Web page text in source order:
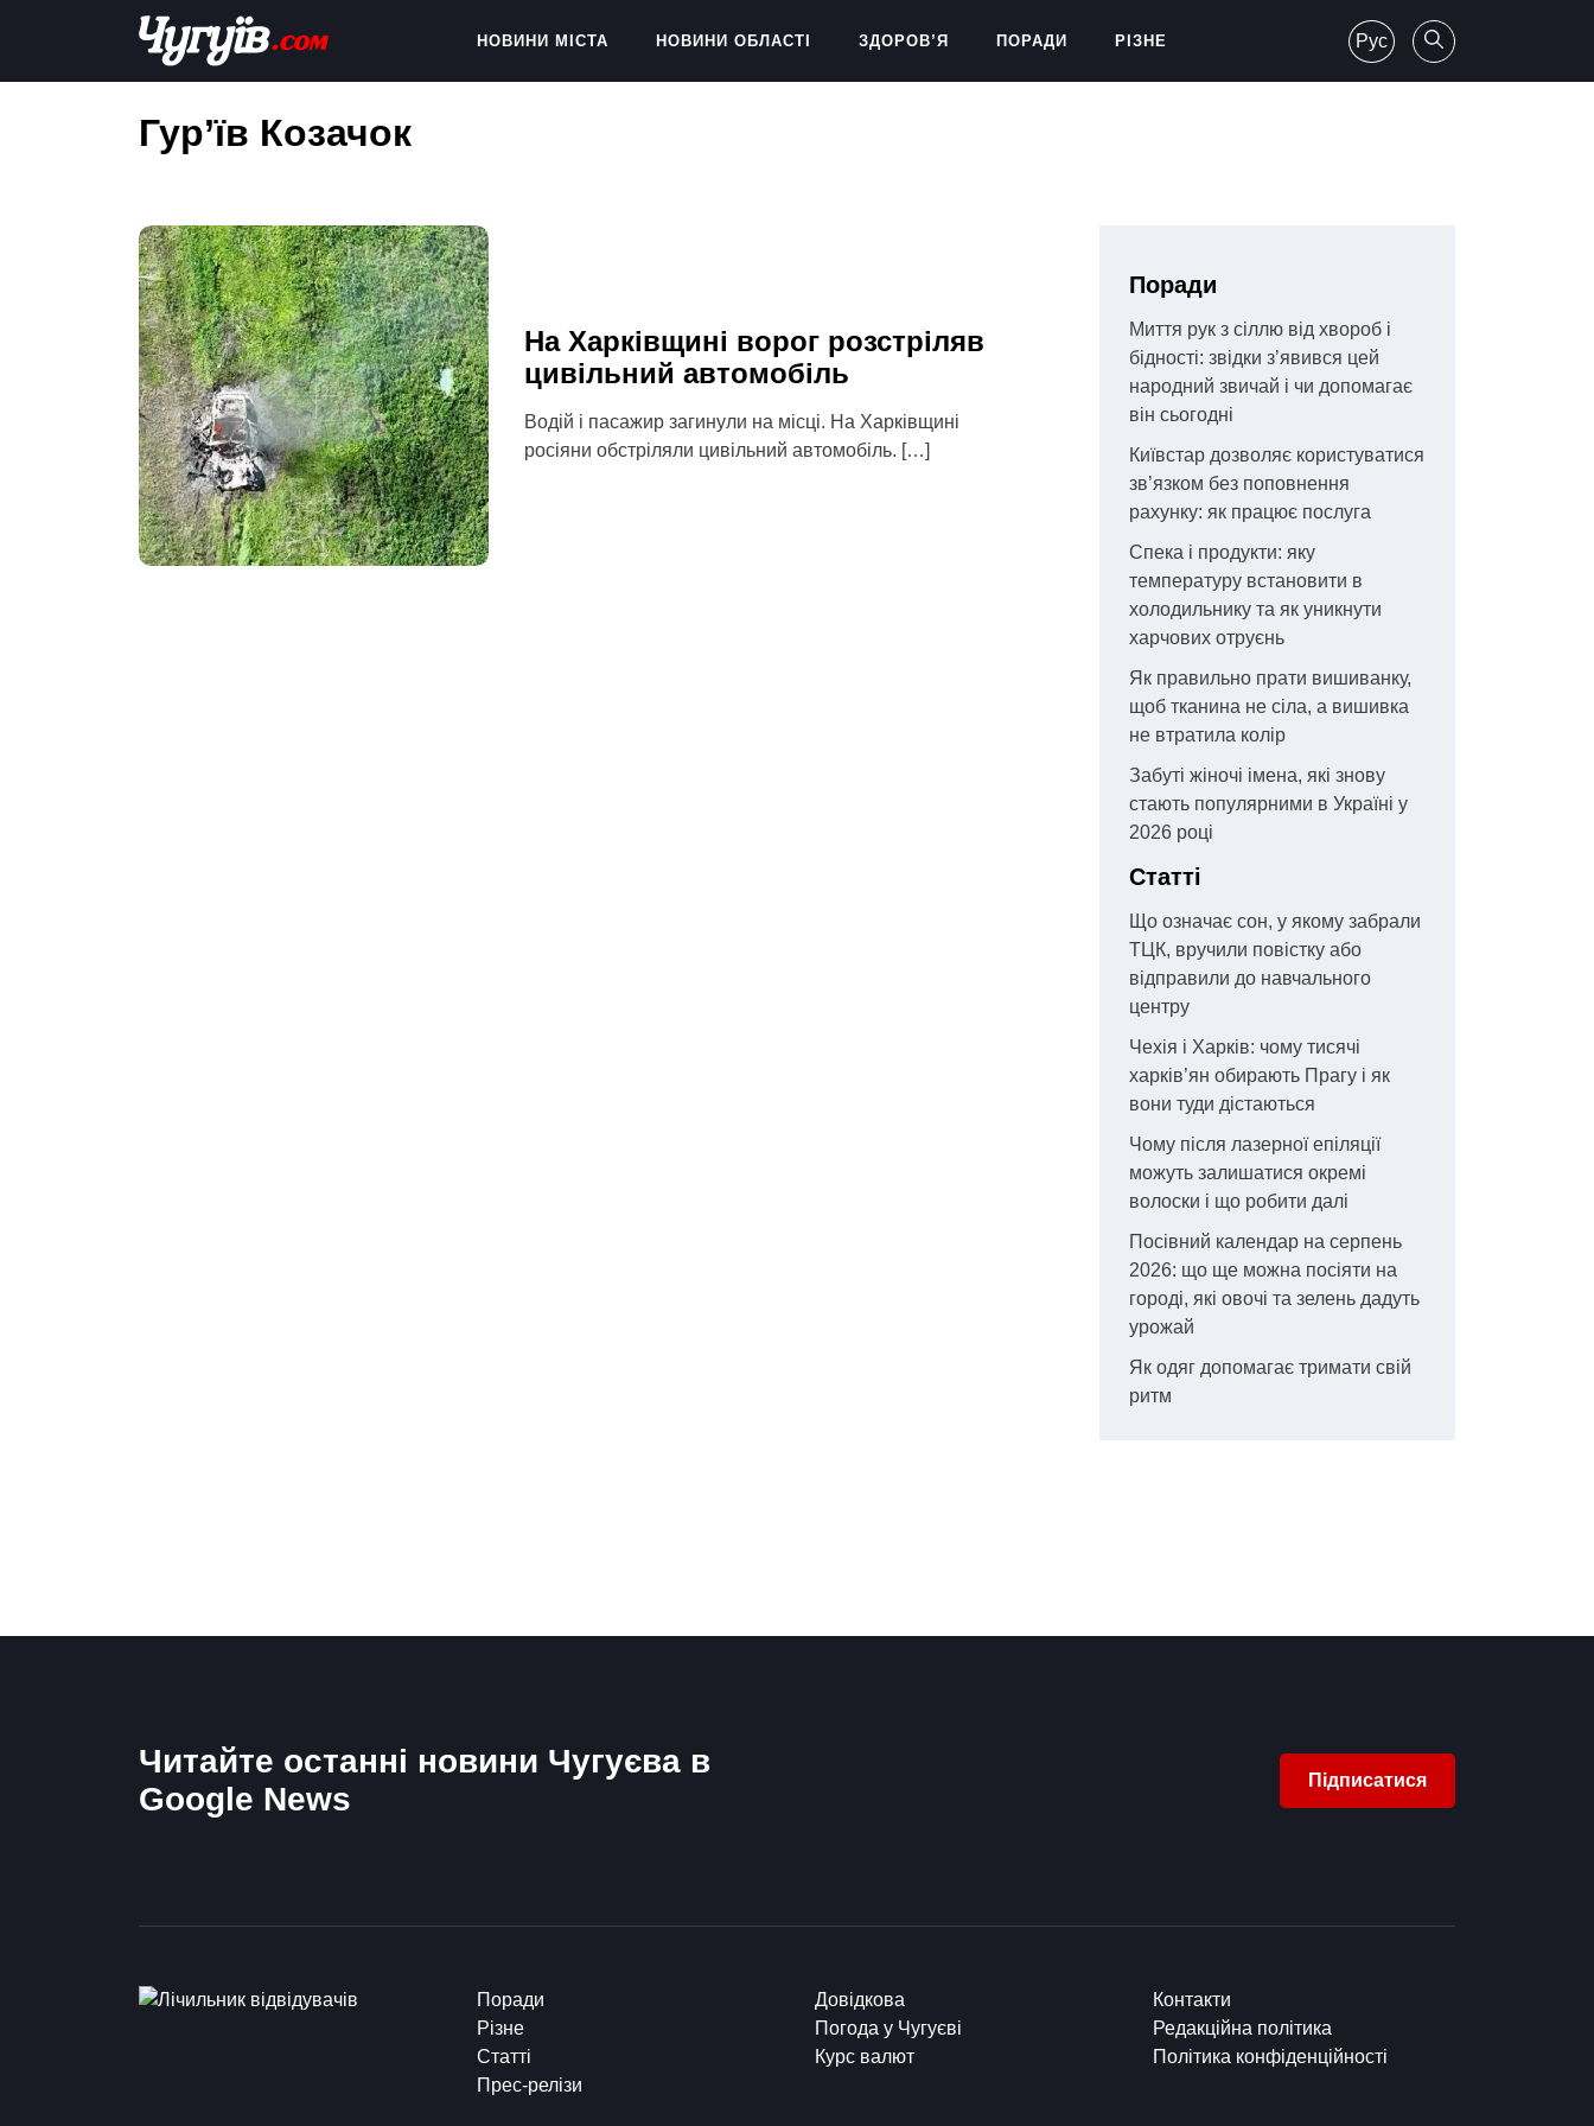
Chuguiv
НОВИНИ МІСТА НОВИНИ ОБЛАСТІ ЗДОРОВ’Я ПОРАДИ РІЗНЕ Рус
Гур’їв Козачок
На Харківщині ворог розстріляв
цивільний автомобіль
Водій і пасажир загинули на місці. На Харківщині
росіяни обстріляли цивільний автомобіль. […]
Поради
Миття рук з сіллю від хвороб і
бідності: звідки з’явився цей
народний звичай і чи допомагає
він сьогодні
Київстар дозволяє користуватися
зв’язком без поповнення
рахунку: як працює послуга
Спека і продукти: яку
температуру встановити в
холодильнику та як уникнути
харчових отруєнь
Як правильно прати вишиванку,
щоб тканина не сіла, а вишивка
не втратила колір
Забуті жіночі імена, які знову
стають популярними в Україні у
2026 році
Статті
Що означає сон, у якому забрали
ТЦК, вручили повістку або
відправили до навчального
центру
Чехія і Харків: чому тисячі
харків’ян обирають Прагу і як
вони туди дістаються
Чому після лазерної епіляції
можуть залишатися окремі
волоски і що робити далі
Посівний календар на серпень
2026: що ще можна посіяти на
городі, які овочі та зелень дадуть
урожай
Як одяг допомагає тримати свій
ритм
Читайте останні новини Чугуєва в
Google News
Підписатися
Поради
Різне
Статті
Прес-релізи
Довідкова
Погода у Чугуєві
Курс валют
Контакти
Редакційна політика
Політика конфіденційності